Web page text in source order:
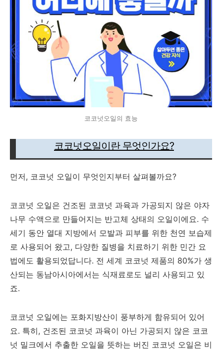
코코넛오일의 효능
코코넛오일이란 무엇인가요?
먼저, 코코넛 오일이 무엇인지부터 살펴볼까요?
코코넛 오일은 건조된 코코넛 과육과 가공되지 않은 야자
나무 수액으로 만들어지는 반고체 상태의 오일이에요. 수
세기 동안 열대 지방에서 모발과 피부를 위한 천연 보습제
로 사용되어 왔고, 다양한 질병을 치료하기 위한 민간 요
법에도 활용되었답니다. 전 세계 코코넛 제품의 80%가 생
산되는 동남아시아에서는 식재료로도 널리 사용되고 있
죠.
코코넛 오일에는 포화지방산이 풍부하게 함유되어 있어
요. 특히, 건조된 코코넛 과육이 아닌 가공되지 않은 코코
넛 밀크에서 추출한 오일을 뜻하는 버진 코코넛 오일은 비